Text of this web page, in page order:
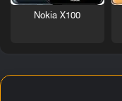
Nokia X100